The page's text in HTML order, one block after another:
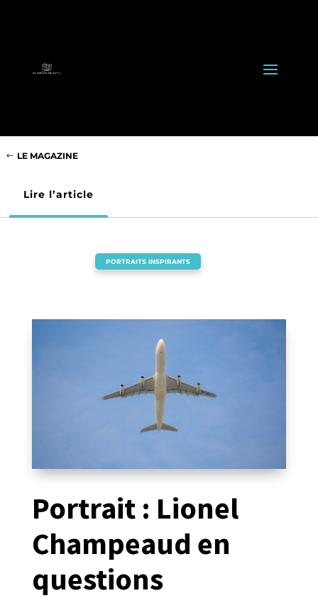
LE MAGAZINE
Lire l’article
PORTRAITS INSPIRANTS
Portrait : Lionel
Champeaud en
questions